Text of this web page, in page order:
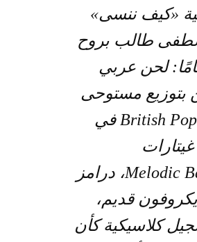
«كيف ننسى»
طالب بروح
لحن عربي
بتوزيع مستوحى
من British Pop-Rock في
نظيفة،Melodic Bass، درامز
قديم،
كلاسيكية كأن